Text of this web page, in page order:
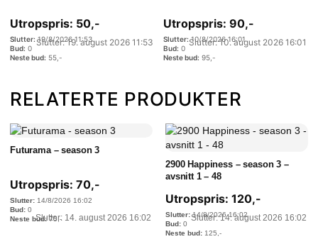
Slutter: 19. august 2026 11:53
Utropspris: 50,-
19/8/2026 11:53
0
55 ,-
Slutter: 10. august 2026 16:01
Utropspris: 90,-
10/8/2026 16:01
0
95 ,-
RELATERTE PRODUKTER
Slutter: 14. august 2026 16:02
Futurama – season 3
Utropspris: 70,-
14/8/2026 16:02
0
75 ,- Slutter: 14. august 2026 16:02
2900 Happiness – season 3 –
avsnitt 1 – 48
Utropspris: 120,-
14/8/2026 16:02
0
125 ,-